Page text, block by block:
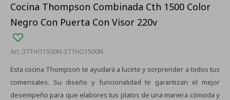
Cocina Thompson Combinada Cth 1500 Color
Negro Con Puerta Con Visor 220v
37THO1500N-37THO1500N
Esta cocina Thompson te ayudará a lucirte y sorprender a todos tus
comensales. Su diseño y funcionalidad te garantizan el mejor
desempeño para que elabores tus platos de una manera cómoda y